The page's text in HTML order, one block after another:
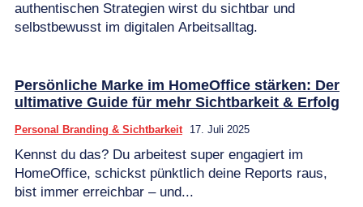
authentischen Strategien wirst du sichtbar und
selbstbewusst im digitalen Arbeitsalltag.
Persönliche Marke im HomeOffice stärken: Der
ultimative Guide für mehr Sichtbarkeit & Erfolg
Personal Branding & Sichtbarkeit 17. Juli 2025
Kennst du das? Du arbeitest super engagiert im
HomeOffice, schickst pünktlich deine Reports raus,
bist immer erreichbar – und...